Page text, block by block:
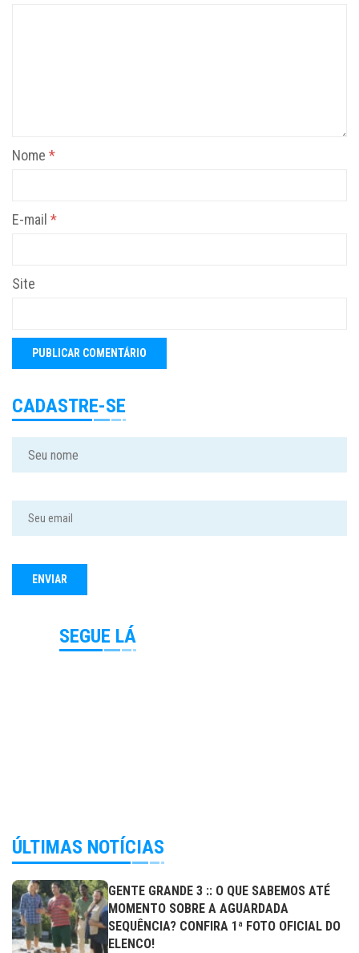
Nome *
E-mail *
Site
CADASTRE-SE
SEGUE LÁ
ÚLTIMAS NOTÍCIAS
GENTE GRANDE 3 :: O QUE SABEMOS ATÉ
MOMENTO SOBRE A AGUARDADA
SEQUÊNCIA? CONFIRA 1ª FOTO OFICIAL DO
ELENCO!